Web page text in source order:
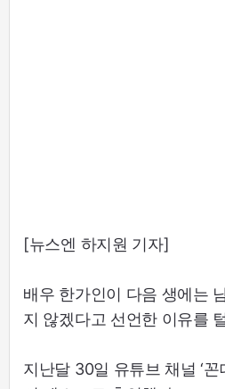
[뉴스엔 하지원 기자]
배우 한가인이 다음 생에는
지 않겠다고 선언한 이유를
지난달 30일 유튜브 채널 ‘꼰